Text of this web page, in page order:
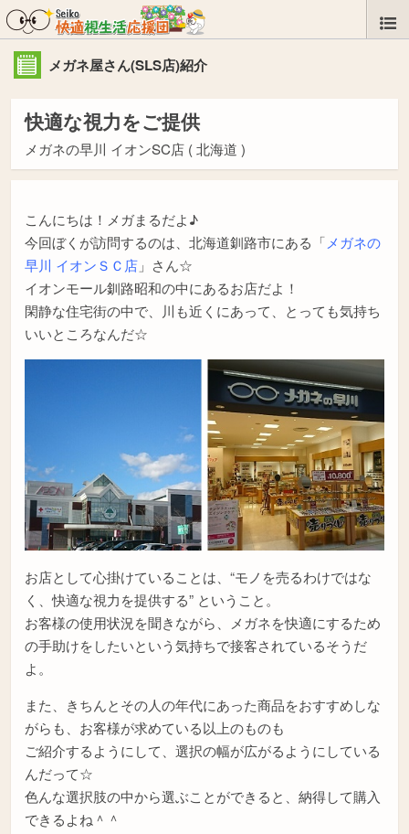
メガネ屋さん(SLS店)紹介
快適な視力をご提供
メガネの早川 イオンSC店 ( 北海道 )
こんにちは！メガまるだよ♪
今回ぼくが訪問するのは、北海道釧路市にある「メガネの
早川 イオンＳＣ店 」さん☆
イオンモール釧路昭和の中にあるお店だよ！
閑静な住宅街の中で、川も近くにあって、とっても気持ち
いいところなんだ☆
お店として心掛けていることは、“モノを売るわけではな
く、快適な視力を提供する” ということ。
お客様の使用状況を聞きながら、メガネを快適にするため
の手助けをしたいという気持ちで接客されているそうだ
よ。
また、きちんとその人の年代にあった商品をおすすめしな
がらも、お客様が求めている以上のものも
ご紹介するようにして、選択の幅が広がるようにしている
んだって☆
色んな選択肢の中から選ぶことができると、納得して購入
できるよね＾＾